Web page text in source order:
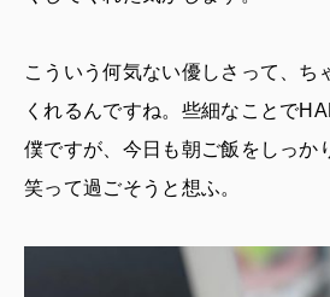
こういう何気ない優しさって、ち
くれるんですね。些細なことで
僕ですが、今日も朝ご飯をしっか
笑って過ごそうと想ふ。